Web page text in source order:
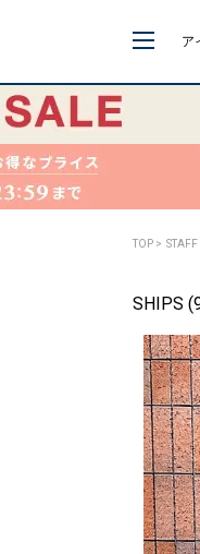
ア
TOP > STAFF
SHIPS